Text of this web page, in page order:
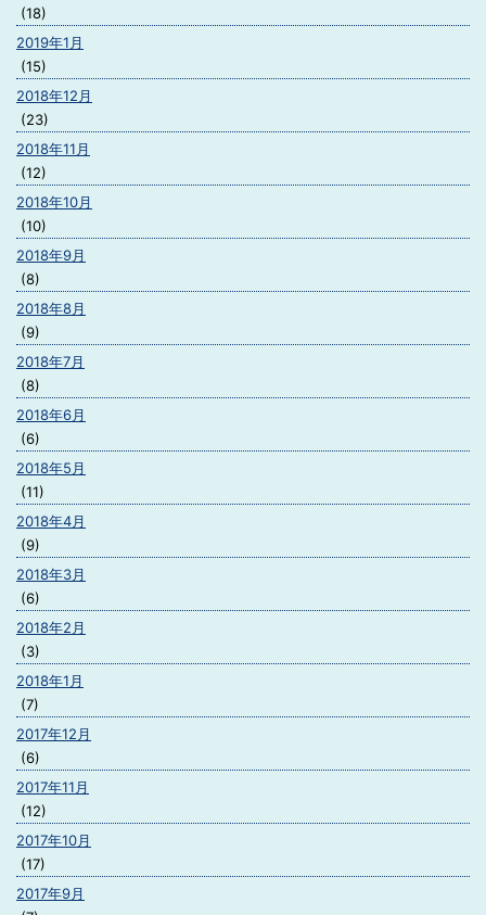
(18)
2019年1月
(15)
2018年12月
(23)
2018年11月
(12)
2018年10月
(10)
2018年9月
(8)
2018年8月
(9)
2018年7月
(8)
2018年6月
(6)
2018年5月
(11)
2018年4月
(9)
2018年3月
(6)
2018年2月
(3)
2018年1月
(7)
2017年12月
(6)
2017年11月
(12)
2017年10月
(17)
2017年9月